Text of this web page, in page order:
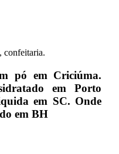
confeitaria.
pó em Criciúma.
em Porto
em SC. Onde
em BH